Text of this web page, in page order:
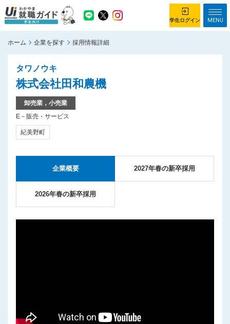
ホーム
がっつり就業体験コース
イベント情報
お知らせ
総合トップページ
ちょこっと仕事体験コース トップ
学生ログイン MENU
ホーム 企業を探す 採用情報詳細
タワノウキ
株式会社田和農機
卸売業，小売業
E－販売・サービス
紀美野町
企業概要 2027年春の新卒採用
2026年春の新卒採用